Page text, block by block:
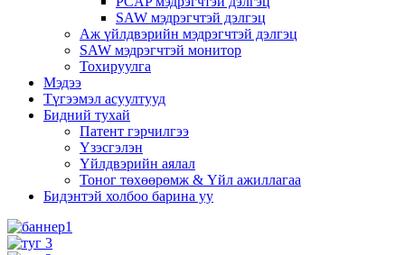
SAW мэдрэгчтэй дэлгэц
Аж үйлдвэрийн мэдрэгчтэй дэлгэц
SAW мэдрэгчтэй монитор
Тохируулга
Мэдээ
Түгээмэл асуултууд
Бидний тухай
Патент гэрчилгээ
Үзэсгэлэн
Үйлдвэрийн аялал
Тоног төхөөрөмж & Үйл ажиллагаа
Бидэнтэй холбоо барина уу